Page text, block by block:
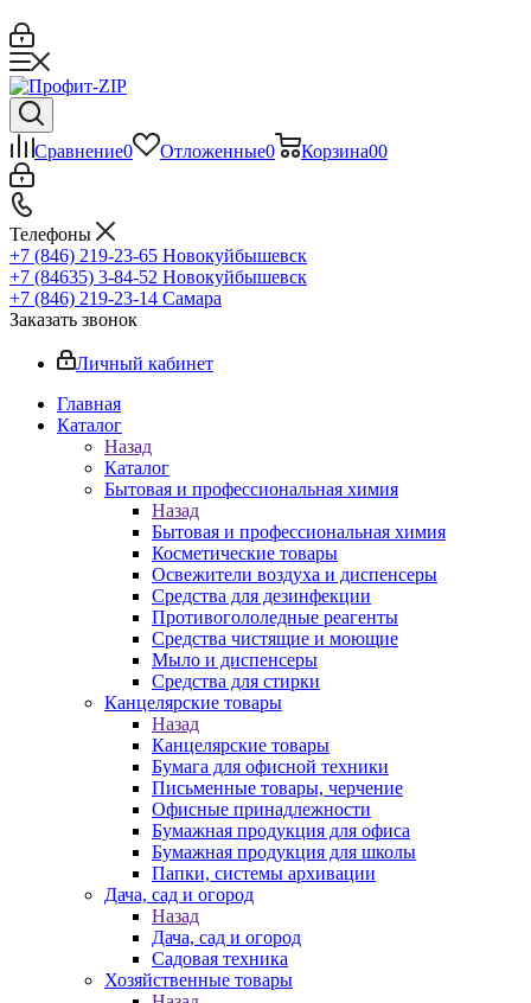
Сравнение0 Отложенные0 Корзина00
Телефоны
+7 (846) 219-23-65 Новокуйбышевск
+7 (84635) 3-84-52 Новокуйбышевск
+7 (846) 219-23-14 Самара
Заказать звонок
Личный кабинет
Главная
Каталог
Назад
Каталог
Бытовая и профессиональная химия
Назад
Бытовая и профессиональная химия
Косметические товары
Освежители воздуха и диспенсеры
Средства для дезинфекции
Противогололедные реагенты
Средства чистящие и моющие
Мыло и диспенсеры
Средства для стирки
Канцелярские товары
Назад
Канцелярские товары
Бумага для офисной техники
Письменные товары, черчение
Офисные принадлежности
Бумажная продукция для офиса
Бумажная продукция для школы
Папки, системы архивации
Дача, сад и огород
Назад
Дача, сад и огород
Садовая техника
Хозяйственные товары